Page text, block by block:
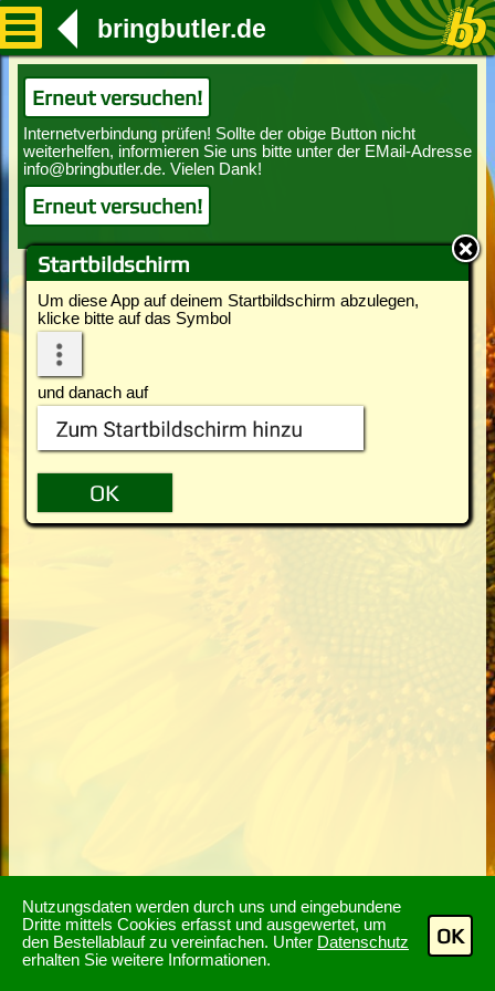
Nutzungsdaten werden durch uns und eingebundene
Dritte mittels Cookies erfasst und ausgewertet, um
den Bestellablauf zu vereinfachen. Unter Datenschutz
erhalten Sie weitere Informationen.
OK
Startbildschirm
Um diese App auf deinem Startbildschirm abzulegen,
klicke bitte auf das Symbol
und danach auf
bringbutler.de
Erneut versuchen!
Erneut versuchen!